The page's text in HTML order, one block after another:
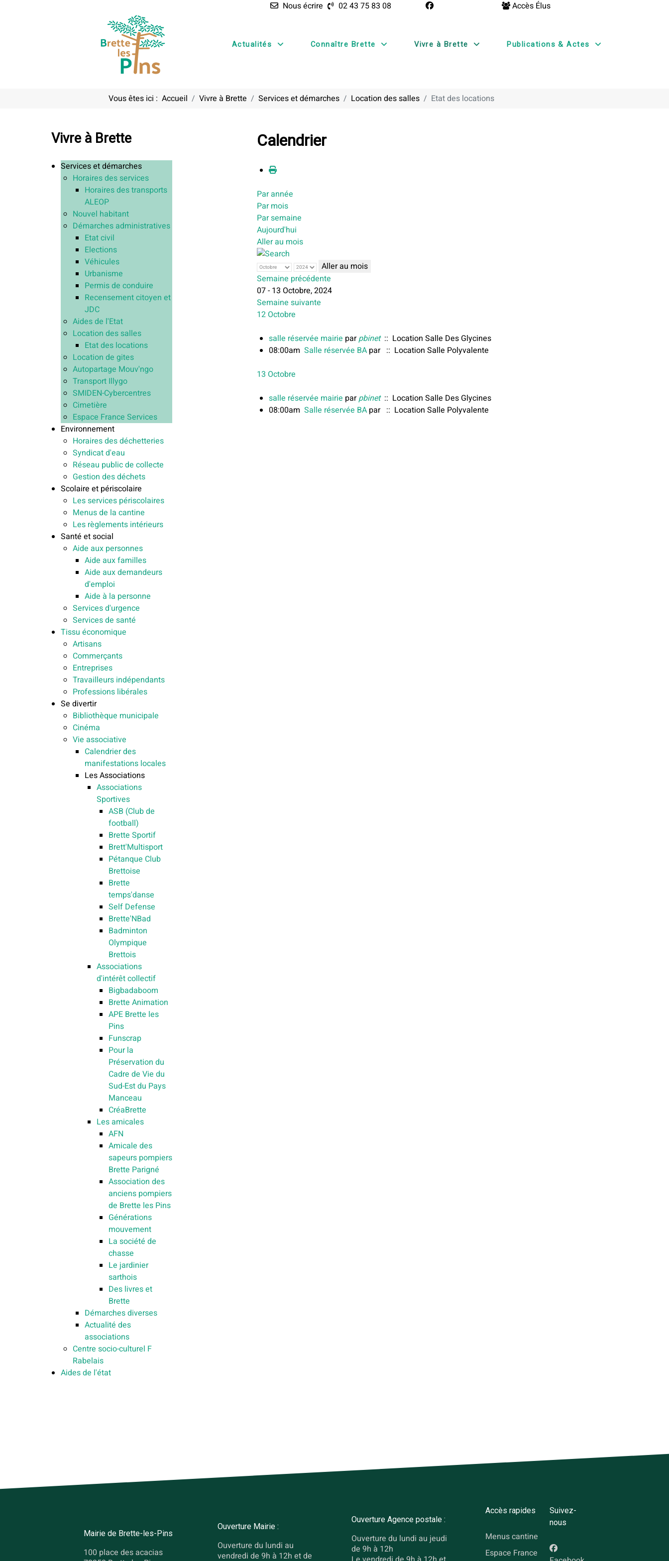
Nous écrire 02 43 75 83 08 Accès Élus
Actualités Connaître Brette Vivre à Brette Publications & Actes
Vous êtes ici : Accueil Vivre à Brette Services et démarches Location des salles Etat des locations
Vivre à Brette
Services et démarches
Horaires des services
Horaires des transports
ALEOP
Nouvel habitant
Démarches administratives
Etat civil
Elections
Véhicules
Urbanisme
Permis de conduire
Recensement citoyen et
JDC
Aides de l'Etat
Location des salles
Etat des locations
Location de gites
Autopartage Mouv'ngo
Transport Illygo
SMIDEN-Cybercentres
Cimetière
Espace France Services
Environnement
Horaires des déchetteries
Syndicat d'eau
Réseau public de collecte
Gestion des déchets
Scolaire et périscolaire
Les services périscolaires
Menus de la cantine
Les règlements intérieurs
Santé et social
Aide aux personnes
Aide aux familles
Aide aux demandeurs
d'emploi
Aide à la personne
Services d'urgence
Services de santé
Tissu économique
Artisans
Commerçants
Entreprises
Travailleurs indépendants
Professions libérales
Se divertir
Bibliothèque municipale
Cinéma
Vie associative
Calendrier des
manifestations locales
Les Associations
Associations
Sportives
ASB (Club de
football)
Brette Sportif
Brett'Multisport
Pétanque Club
Brettoise
Brette
temps'danse
Self Defense
Brette'NBad
Badminton
Olympique
Brettois
Associations
d'intérêt collectif
Bigbadaboom
Brette Animation
APE Brette les
Pins
Funscrap
Pour la
Préservation du
Cadre de Vie du
Sud-Est du Pays
Manceau
CréaBrette
Les amicales
AFN
Amicale des
sapeurs pompiers
Brette Parigné
Association des
anciens pompiers
de Brette les Pins
Générations
mouvement
La société de
chasse
Le jardinier
sarthois
Des livres et
Brette
Démarches diverses
Actualité des
associations
Centre socio-culturel F
Rabelais
Aides de l'état
Calendrier
Par année
Par mois
Par semaine
Aujourd'hui
Aller au mois
Aller au mois
Semaine précédente
07 - 13 Octobre, 2024
Semaine suivante
12 Octobre
salle réservée mairie parpbinet:: Location Salle Des Glycines
08:00amSalle réservée BA par :: Location Salle Polyvalente
13 Octobre
salle réservée mairie parpbinet:: Location Salle Des Glycines
08:00amSalle réservée BA par :: Location Salle Polyvalente
Mairie de Brette-les-Pins
100 place des acacias
Ouverture Mairie :
Ouverture du lundi au
vendredi de 9h à 12h et de
Ouverture Agence postale :
Ouverture du lundi au jeudi
de 9h à 12h
Accès rapides
Menus cantine
Espace France
Suivez-
nous